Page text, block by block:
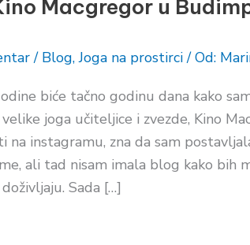
Macgregor u
/ Blog,Joga na prostirci/ Od:
biće tačno godinu dana kako
joga učiteljice i zvezde, Kino
instagramu, zna da sam
ali tad nisam imala blog kako bih
Sada […]